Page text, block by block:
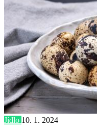
Jídlo 10. 1. 2024